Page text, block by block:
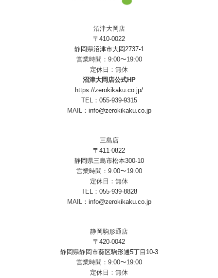
沼津大岡店
〒410-0022
静岡県沼津市大岡2737-1
営業時間：9:00〜19:00
定休日：無休
沼津大岡店公式HP
https://zerokikaku.co.jp/
TEL： 055-939-9315
MAIL： info@zerokikaku.co.jp
三島店
〒411-0822
静岡県三島市松本300-10
営業時間：9:00〜19:00
定休日：無休
TEL： 055-939-8828
MAIL： info@zerokikaku.co.jp
静岡駒形通店
〒420-0042
静岡県静岡市葵区駒形通5丁目10-3
営業時間：9:00〜19:00
定休日：無休